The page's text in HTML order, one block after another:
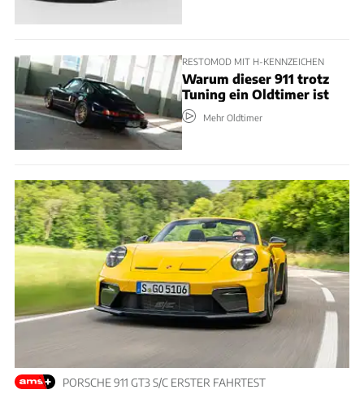
RESTOMOD MIT H-KENNZEICHEN
Warum dieser 911 trotz
Tuning ein Oldtimer ist
Mehr Oldtimer
PORSCHE 911 GT3 S/C ERSTER FAHRTEST